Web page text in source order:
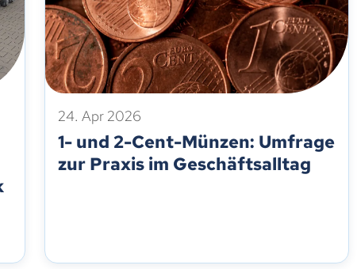
24. Apr 2026
1- und 2-Cent-Münzen: Umfrage
zur Praxis im Geschäftsalltag